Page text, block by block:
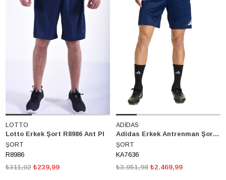
LOTTO
Lotto Erkek Şort R8986 Ant Pl
ŞORT
R8986
₺239,99
₺311,02
ADİDAS
Adidas Erkek Antrenman Şortu Tiro 26 Competition Training Şort KA7636
ŞORT
KA7636
₺2.469,99
₺3.951,98